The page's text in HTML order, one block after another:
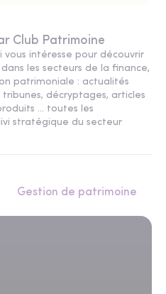
Club Patrimoine
intéresse pour découvrir
les secteurs de la finance,
patrimoniale : actualités
décryptages, articles
... toutes les
stratégique du secteur
Gestion de patrimoine